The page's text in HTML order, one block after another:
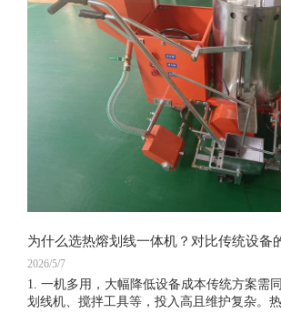
为什么选热熔划线一体机？对比传统设备
2026/5/7
1. 一机多用，大幅降低设备成本传统方案需
划线机、搅拌工具等，投入高且维护复杂。